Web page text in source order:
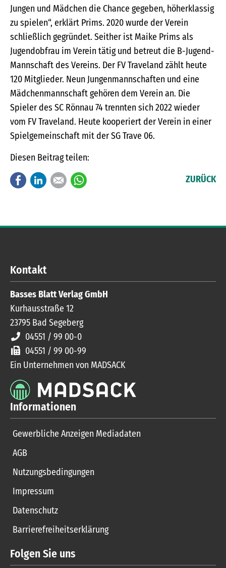
Jungen und Mädchen die Chance gegeben, höherklassig
zu spielen“, erklärt Prims. 2020 wurde der Verein
schließlich gegründet. Seither ist Maike Prims als
Jugendobfrau im Verein tätig und betreut die B-Jugend-
Mannschaft des Vereins. Der FV Traveland zählt heute
120 Mitglieder. Neun Jungenmannschaften und eine
Mädchenmannschaft gehören dem Verein an. Die
Spieler des SC Rönnau 74 trennten sich 2022 wieder
vom FV Traveland. Heute kooperiert der Verein in einer
Spielgemeinschaft mit der SG Trave 06.
Diesen Beitrag teilen:
FacebookLinkedInE-mail ZURÜCK
Kontakt
Basses Blatt Verlag GmbH
Kurhausstraße 12
23795 Bad Segeberg
04551 / 99 00-0
04551 / 99 00-99
Ein Unternehmen von MADSACK
Informationen
Gewerbliche Anzeigen Mediadaten
AGB
Nutzungsbedingungen
Impressum
Datenschutz
Barrierefreiheitserklärung
Folgen Sie uns